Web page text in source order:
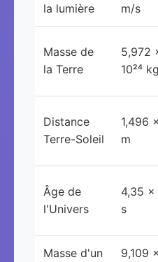
la lumière
m/s
Masse de
la Terre
5,972
10²⁴ kg
Distance
Terre-Soleil
1,496
m
Âge de
l'Univers
4,35 ×
s
Masse d'un
9,109 ×